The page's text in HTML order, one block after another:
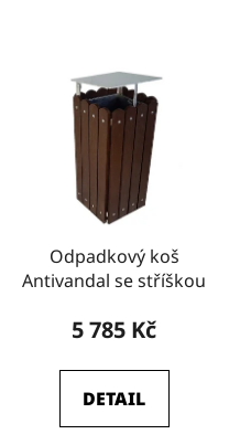
Odpadkový koš
Antivandal se stříškou
5 785 Kč
DETAIL